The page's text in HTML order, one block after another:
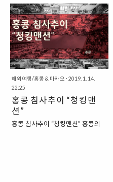
클리셰는 시대가 지나면서 그 의미
가 조금씩 바뀌기도 했습니다. 바로
"틀에 박힌 표현"이라는 의미로 확
장된 것이지요. "틀에 박힌 표현이
라는 의미로 확장된 ..
생각나는 장소가 있습니다. 바로 야
외에 설치되어 있는 에스컬레이터
가 아닐까 하는데요. 홍콩을 대표하
는 장소라고 할 수도 있는 이 곳은
홍콩 섬에 있는 에스컬레이터입니
다. “세계에서 가장 긴 길이를 자랑
하는 에스컬레이터” 이 에스컬레이
터의 이름은 “미드레벨 에스컬레이
터”라고 하는데요. 이 에스컬레이터
는 세계에서 가장 긴 에스컬레이터
라고 합니다. 총 길이는 800m로 퀸
즈 로드 센트럴에서 고급 주거 지역
인 “미드레벨”까지 운행하는 에스컬
해외여행/홍콩 & 마카오 · 2019. 1. 14.
22:25
홍콩 침사추이 “청킹맨
션”
홍콩 침사추이 “청킹맨션” 홍콩의